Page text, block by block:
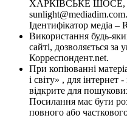
ХАРКІВСЬКЕ ШОСЕ,
Ідентифікатор медіа –
Використання будь-
сайті, дозволяється
Корреспондент.net.
При копіюванні
і світу» , для
відкрите для
Посилання має бути
повного або